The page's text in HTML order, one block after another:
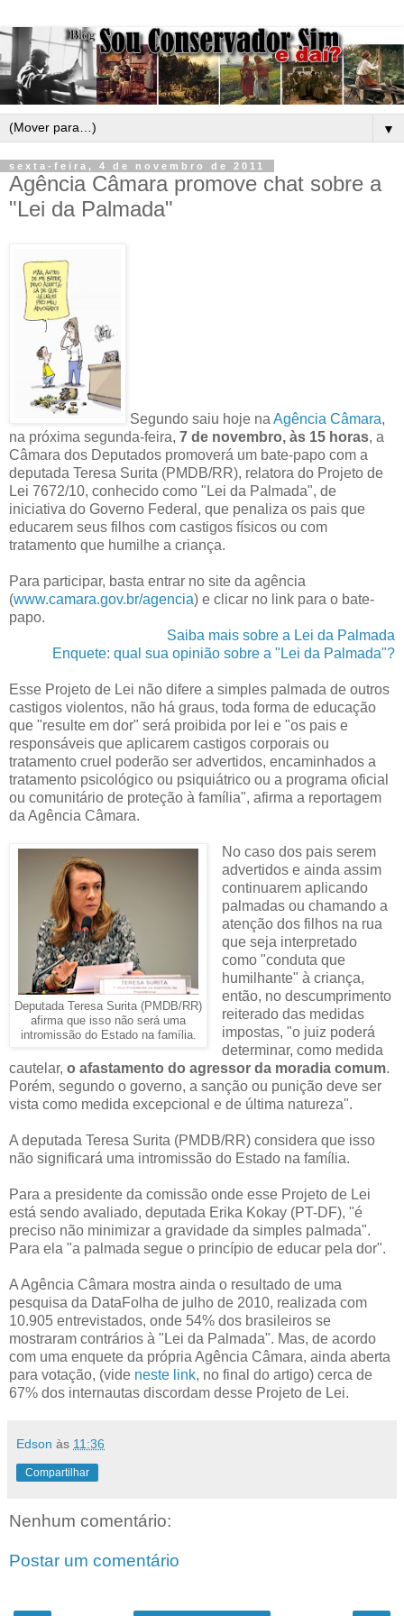
▼
sexta-feira, 4 de novembro de 2011
Agência Câmara promove chat sobre a
"Lei da Palmada"
Segundo saiu hoje na Agência Câmara,
na próxima segunda-feira, 7 de novembro, às 15 horas, a
Câmara dos Deputados promoverá um bate-papo com a
deputada Teresa Surita (PMDB/RR), relatora do Projeto de
Lei 7672/10, conhecido como "Lei da Palmada", de
iniciativa do Governo Federal, que penaliza os pais que
educarem seus filhos com castigos físicos ou com
tratamento que humilhe a criança.
Para participar, basta entrar no site da agência
(www.camara.gov.br/agencia) e clicar no link para o bate-
papo.
Saiba mais sobre a Lei da Palmada
Enquete: qual sua opinião sobre a "Lei da Palmada"?
Esse Projeto de Lei não difere a simples palmada de outros
castigos violentos, não há graus, toda forma de educação
que "resulte em dor" será proibida por lei e "os pais e
responsáveis que aplicarem castigos corporais ou
tratamento cruel poderão ser advertidos, encaminhados a
tratamento psicológico ou psiquiátrico ou a programa oficial
ou comunitário de proteção à família", afirma a reportagem
da Agência Câmara.
Deputada Teresa Surita (PMDB/RR)
afirma que isso não será uma
intromissão do Estado na família.
No caso dos pais serem
advertidos e ainda assim
continuarem aplicando
palmadas ou chamando a
atenção dos filhos na rua
que seja interpretado
como "conduta que
humilhante" à criança,
então, no descumprimento
reiterado das medidas
impostas, "o juiz poderá
determinar, como medida
cautelar, o afastamento do agressor da moradia comum.
Porém, segundo o governo, a sanção ou punição deve ser
vista como medida excepcional e de última natureza".
A deputada Teresa Surita (PMDB/RR) considera que isso
não significará uma intromissão do Estado na família.
Para a presidente da comissão onde esse Projeto de Lei
está sendo avaliado, deputada Erika Kokay (PT-DF), "é
preciso não minimizar a gravidade da simples palmada".
Para ela "a palmada segue o princípio de educar pela dor".
A Agência Câmara mostra ainda o resultado de uma
pesquisa da DataFolha de julho de 2010, realizada com
10.905 entrevistados, onde 54% dos brasileiros se
mostraram contrários à "Lei da Palmada". Mas, de acordo
com uma enquete da própria Agência Câmara, ainda aberta
para votação, (vide neste link, no final do artigo) cerca de
67% dos internautas discordam desse Projeto de Lei.
Edson às 11:36
Compartilhar
Nenhum comentário:
Postar um comentário